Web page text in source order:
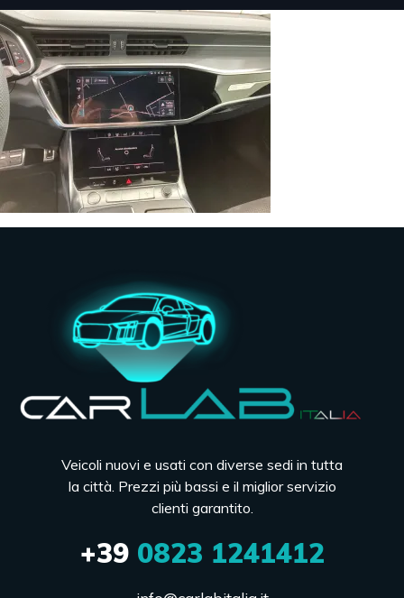
Veicoli nuovi e usati con diverse sedi in tutta
la città. Prezzi più bassi e il miglior servizio
clienti garantito.
+390823 1241412